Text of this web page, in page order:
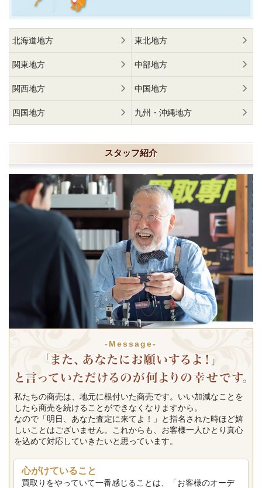
北海道地方 東北地方
関東地方 中部地方
関西地方 中国地方
四国地方 九州・沖縄地方
スタッフ紹介
-Message-
私たちの商売は、地元に根付いた商売です。いい加減なことを
したら商売を続けることができなくなりますから。
なので「明日、あなた査定に来てよ！」と指名された時ほど嬉
しいことはございません。これからも、お客様一人ひとり真心
を込めて対応していきたいと思っています。
心がけていること
買取りをやっていて一番感じることは、「お客様のオーデ